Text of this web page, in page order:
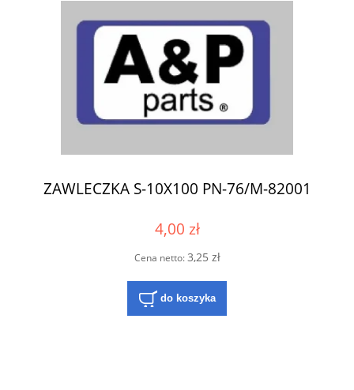
ZAWLECZKA S-10X100 PN-76/M-82001
4,00 zł
Cena netto:3,25 zł
do koszyka